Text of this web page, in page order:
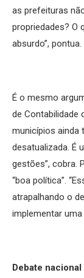
as prefeituras
propriedades? O
absurdo”, pontua.
É o mesmo
de Contabilidade
municípios ainda
desatualizada. É
gestões”, cobra.
“boa política”.
atrapalhando o
implementar
Debate nacional